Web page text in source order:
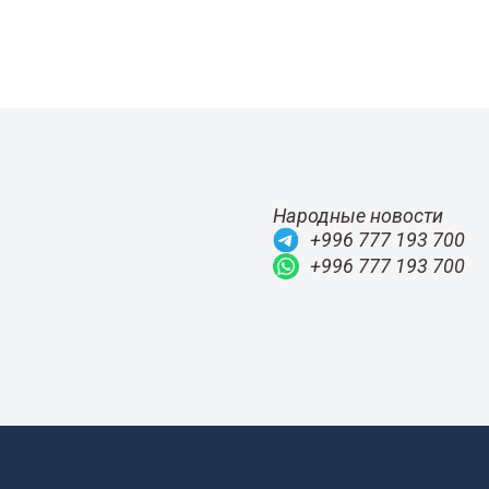
Народные новости
+996 777 193 700
+996 777 193 700